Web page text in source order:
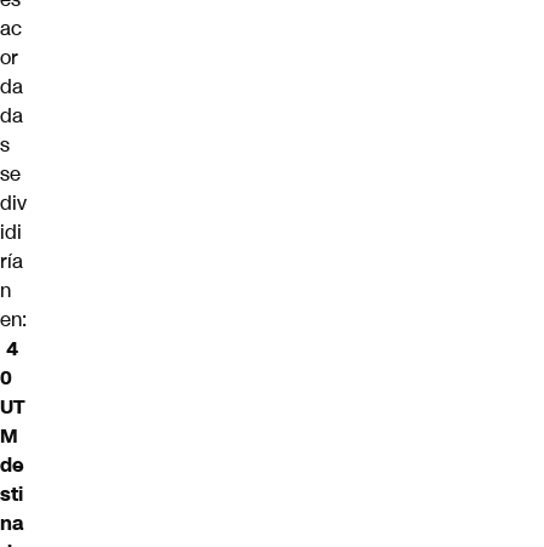
ac
or
da
da
s
se
div
idi
ría
n
en:
4
0
UT
M
de
sti
na